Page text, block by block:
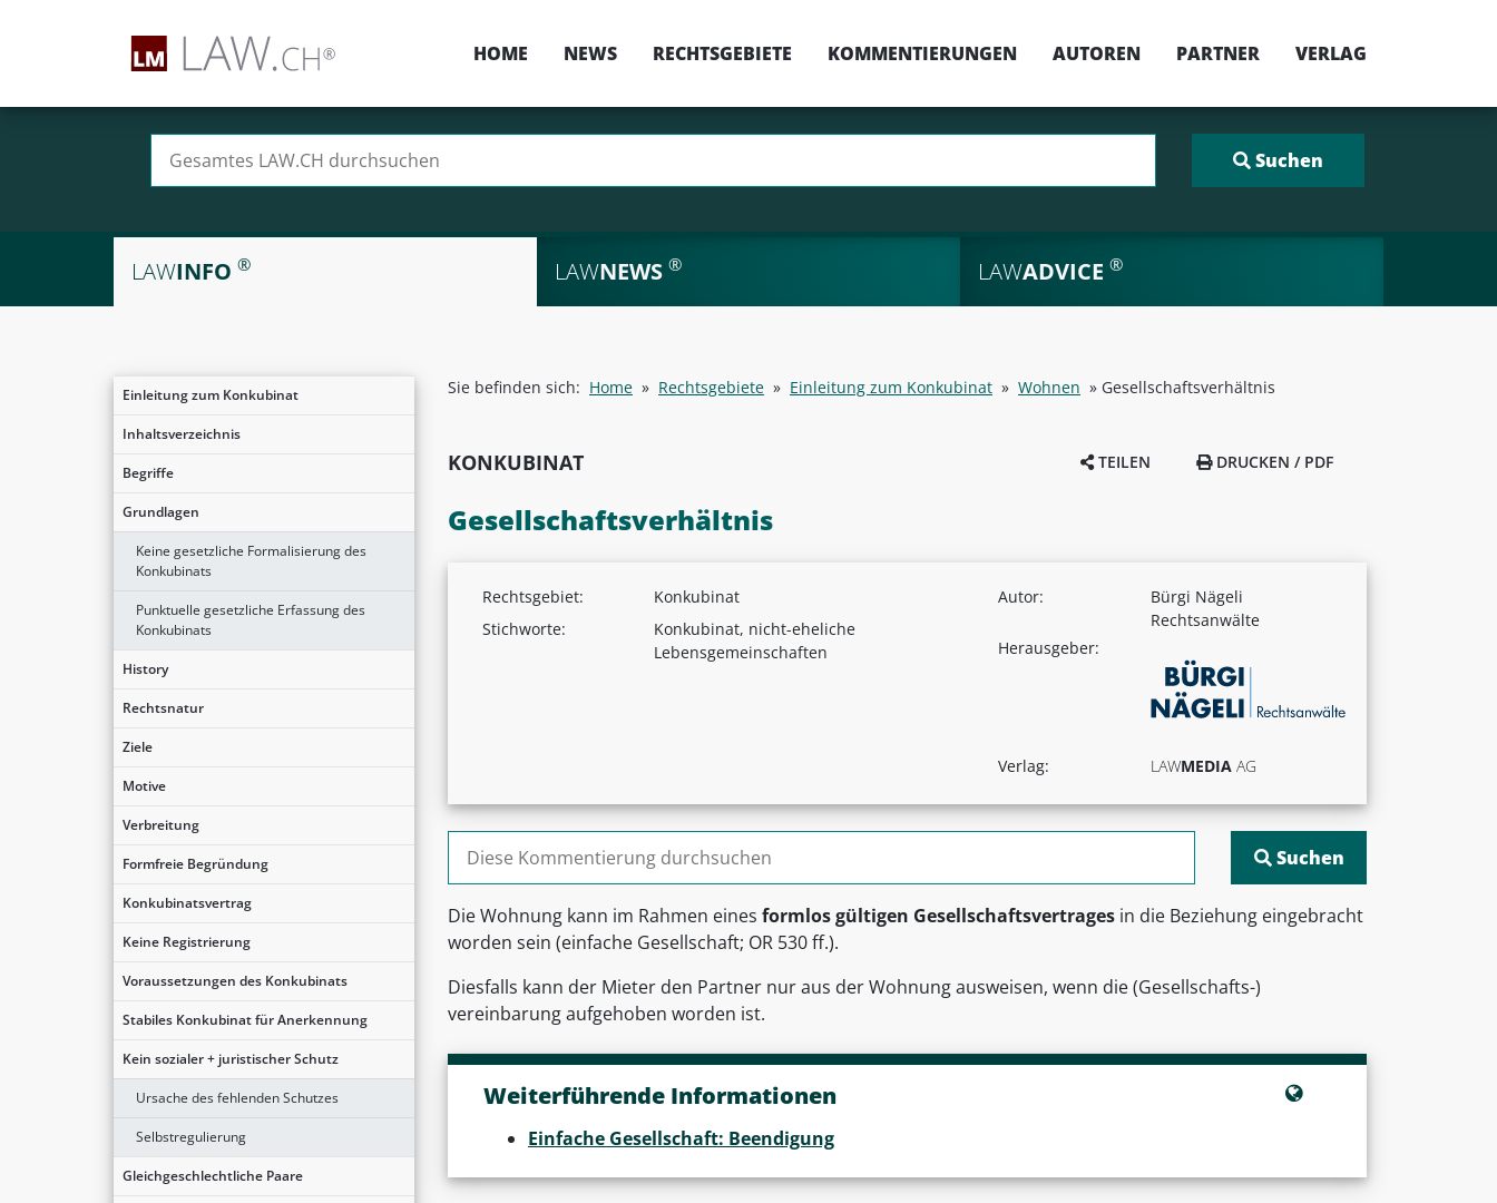
HOME NEWS RECHTSGEBIETE KOMMENTIERUNGEN AUTOREN PARTNER VERLAG
LAWINFO ® LAWNEWS ® LAWADVICE ®
Einleitung zum Konkubinat
Inhaltsverzeichnis
Begriffe
Grundlagen
Keine gesetzliche Formalisierung des
Konkubinats
Punktuelle gesetzliche Erfassung des
Konkubinats
History
Rechtsnatur
Ziele
Motive
Verbreitung
Formfreie Begründung
Konkubinatsvertrag
Keine Registrierung
Voraussetzungen des Konkubinats
Stabiles Konkubinat für Anerkennung
Kein sozialer + juristischer Schutz
Ursache des fehlenden Schutzes
Selbstregulierung
Gleichgeschlechtliche Paare
Sie befinden sich: Home » Rechtsgebiete » Einleitung zum Konkubinat » Wohnen » Gesellschaftsverhältnis
KONKUBINAT TEILEN DRUCKEN / PDF
Gesellschaftsverhältnis
Rechtsgebiet:
Konkubinat
Stichworte:
Konkubinat, nicht-eheliche
Lebensgemeinschaften
Autor:
Bürgi Nägeli
Rechtsanwälte
Herausgeber:
Verlag: LAWMEDIA AG
Suchen nach:
Die Wohnung kann im Rahmen eines formlos gültigen Gesellschaftsvertrages in die Beziehung eingebracht
worden sein (einfache Gesellschaft; OR 530 ff.).
Diesfalls kann der Mieter den Partner nur aus der Wohnung ausweisen, wenn die (Gesellschafts-)
vereinbarung aufgehoben worden ist.
Weiterführende Informationen
Einfache Gesellschaft: Beendigung